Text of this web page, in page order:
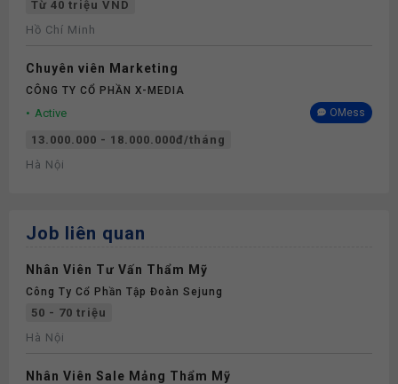
Từ 40 triệu VND
Hồ Chí Minh
Chuyên viên Marketing
CÔNG TY CỔ PHẦN X-MEDIA
Active OMess
13.000.000 - 18.000.000đ/tháng
Hà Nội
Job liên quan
Nhân Viên Tư Vấn Thẩm Mỹ
Công Ty Cổ Phần Tập Đoàn Sejung
50 - 70 triệu
Hà Nội
Nhân Viên Sale Mảng Thẩm Mỹ